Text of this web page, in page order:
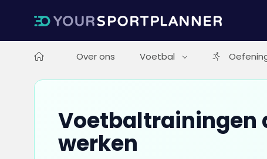
Over ons Voetbal
Voetbaltrainingen
werken